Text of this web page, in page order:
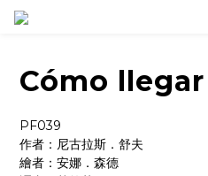
Cómo
PF039
作者：尼古拉斯．舒夫
繪者：安娜．森德